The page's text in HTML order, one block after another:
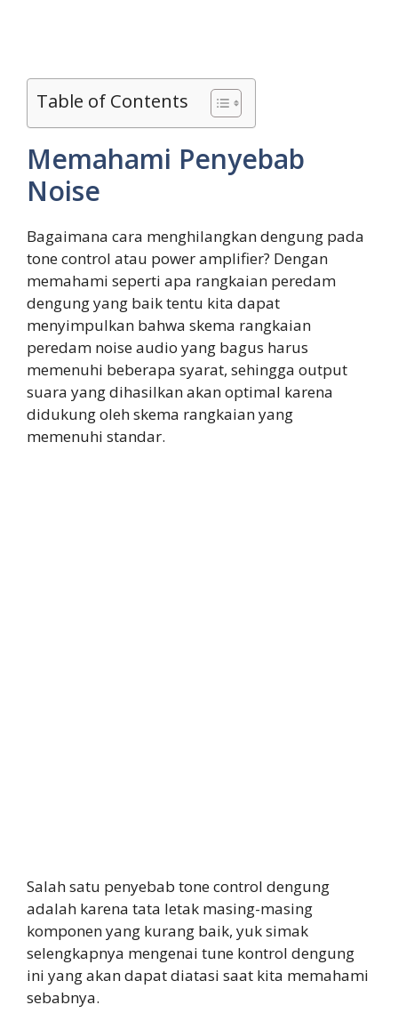
Table of Contents
Memahami Penyebab
Noise
Bagaimana cara menghilangkan dengung pada
tone control atau power amplifier? Dengan
memahami seperti apa rangkaian peredam
dengung yang baik tentu kita dapat
menyimpulkan bahwa skema rangkaian
peredam noise audio yang bagus harus
memenuhi beberapa syarat, sehingga output
suara yang dihasilkan akan optimal karena
didukung oleh skema rangkaian yang
memenuhi standar.
Salah satu penyebab tone control dengung
adalah karena tata letak masing-masing
komponen yang kurang baik, yuk simak
selengkapnya mengenai tune kontrol dengung
ini yang akan dapat diatasi saat kita memahami
sebabnya.